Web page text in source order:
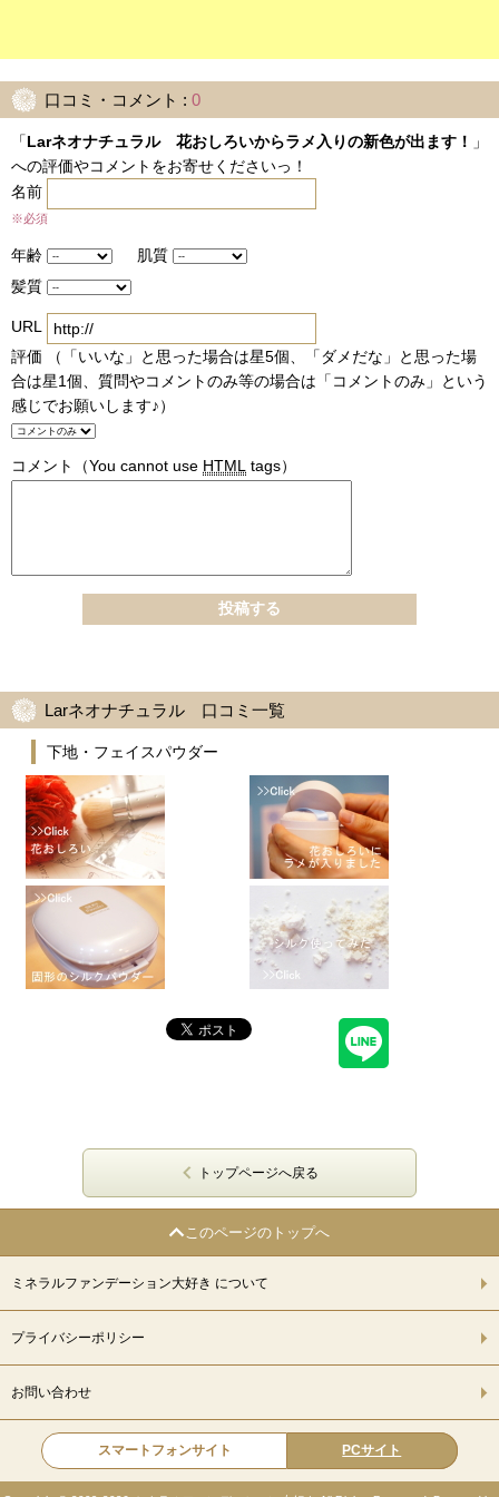
口コミ・コメント : 0
「Larネオナチュラル 花おしろいからラメ入りの新色が出ます！
」
への評価やコメントをお寄せくださいっ！
名前
※必須
年齢
肌質
髪質
URL
評価 （「いいな」と思った場合は星5個、「ダメだな」と思った場
合は星1個、質問やコメントのみ等の場合は「コメントのみ」という
感じでお願いします♪）
コメント （You cannot use HTML tags）
Larネオナチュラル 口コミ一覧
下地・フェイスパウダー
トップページへ戻る
このページのトップへ
ミネラルファンデーション大好き について
プライバシーポリシー
お問い合わせ
スマートフォンサイト PCサイト